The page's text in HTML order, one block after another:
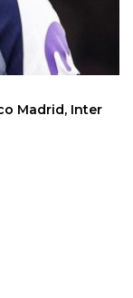
Madrid, Inter